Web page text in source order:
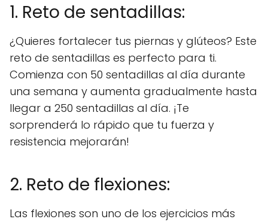
1. Reto de sentadillas:
¿Quieres fortalecer tus piernas y glúteos? Este
reto de sentadillas es perfecto para ti.
Comienza con 50 sentadillas al día durante
una semana y aumenta gradualmente hasta
llegar a 250 sentadillas al día. ¡Te
sorprenderá lo rápido que tu fuerza y
resistencia mejorarán!
2. Reto de flexiones:
Las flexiones son uno de los ejercicios más